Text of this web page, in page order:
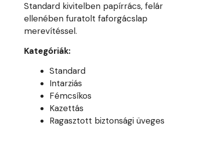
Standard kivitelben papírrács, felár
ellenében furatolt faforgácslap
merevítéssel.
Kategóriák:
Standard
Intarziás
Fémcsíkos
Kazettás
Ragasztott biztonsági üveges